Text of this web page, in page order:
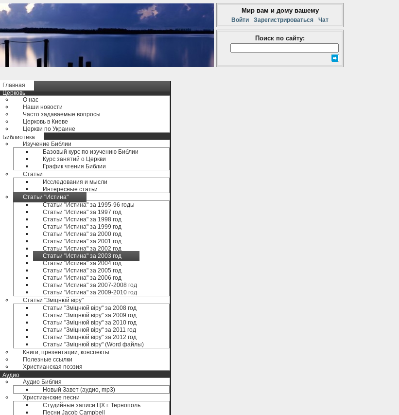
Мир вам и дому вашему
Войти Зарегистрироваться Чат
Поиск по сайту:
Главная
Церковь
О нас
Наши новости
Часто задаваемые вопросы
Церковь в Киеве
Церкви по Украине
Библиотека
Изучение Библии
Базовый курс по изучению Библии
Курс занятий о Церкви
График чтения Библии
Статьи
Исследования и мысли
Интересные статьи
Статьи "Истина"
Статьи "Истина" за 1995-96 годы
Статьи "Истина" за 1997 год
Статьи "Истина" за 1998 год
Статьи "Истина" за 1999 год
Статьи "Истина" за 2000 год
Статьи "Истина" за 2001 год
Статьи "Истина" за 2002 год
Статьи "Истина" за 2003 год
Статьи "Истина" за 2004 год
Статьи "Истина" за 2005 год
Статьи "Истина" за 2006 год
Статьи "Истина" за 2007-2008 год
Статьи "Истина" за 2009-2010 год
Статьи "Зміцнюй віру"
Статьи "Зміцнюй віру" за 2008 год
Статьи "Зміцнюй віру" за 2009 год
Статьи "Зміцнюй віру" за 2010 год
Статьи "Зміцнюй віру" за 2011 год
Статьи "Зміцнюй віру" за 2012 год
Статьи "Зміцнюй віру" (Word файлы)
Книги, презентации, конспекты
Полезные ccылки
Христианская поэзия
Аудио
Аудио Библия
Новый Завет (аудио, mp3)
Христианские песни
Студийные записи ЦХ г. Тернополь
Песни Jacob Campbell